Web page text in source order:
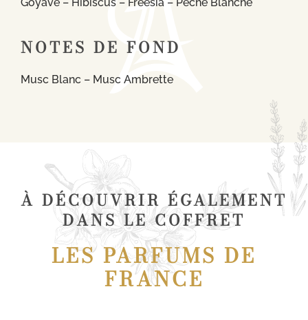
NOTES DE FOND
Musc Blanc – Musc Ambrette
À DÉCOUVRIR ÉGALEMENT
DANS LE COFFRET
LES PARFUMS DE
FRANCE